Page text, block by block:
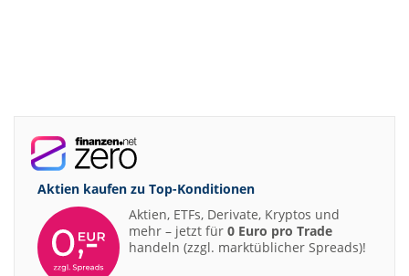
Aktien kaufen zu Top-Konditionen
Aktien, ETFs, Derivate, Kryptos und
mehr – jetzt für 0 Euro pro Trade
handeln (zzgl. marktüblicher Spreads)!